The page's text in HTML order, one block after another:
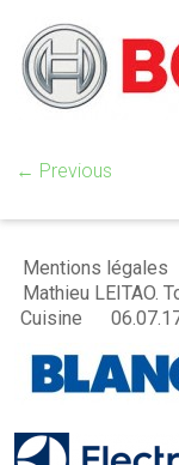
← Previous
Mentions légales
Mathieu LEITAO.
Cuisine